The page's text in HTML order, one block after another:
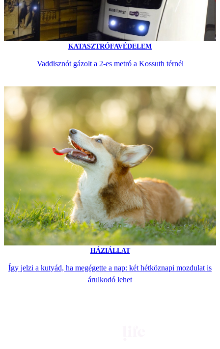
KATASZTRÓFAVÉDELEM
Vaddisznót gázolt a 2-es metró a Kossuth térnél
HÁZIÁLLAT
Így jelzi a kutyád, ha megégette a nap: két hétköznapi mozdulat is
árulkodó lehet